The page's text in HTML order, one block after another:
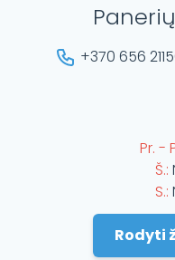
+370 656
Pr. -
Š.:
S.:
Rodyti